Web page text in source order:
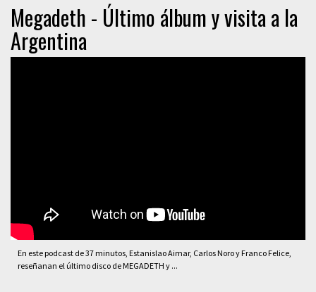
Megadeth - Último álbum y visita a la
Argentina
En este podcast de 37 minutos, Estanislao Aimar, Carlos Noro y Franco Felice,
reseñanan el último disco de MEGADETH y ...